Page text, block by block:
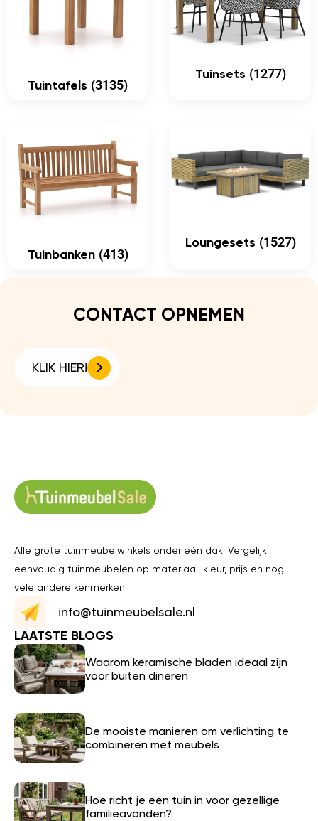
Tuintafels (3135)
Tuinsets (1277)
Tuinbanken (413)
Loungesets (1527)
CONTACT OPNEMEN
KLIK HIER!
Alle grote tuinmeubelwinkels onder één dak! Vergelijk
eenvoudig tuinmeubelen op materiaal, kleur, prijs en nog
vele andere kenmerken.
info@tuinmeubelsale.nl
LAATSTE BLOGS
Waarom keramische bladen ideaal zijn
voor buiten dineren
De mooiste manieren om verlichting te
combineren met meubels
Hoe richt je een tuin in voor gezellige
familieavonden?